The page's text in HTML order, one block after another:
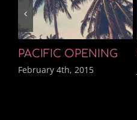
PACIFIC OPENING
February 4th, 2015